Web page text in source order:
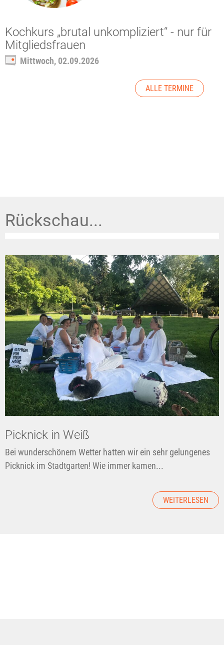
Kochkurs „brutal unkompliziert“ - nur für
Mitgliedsfrauen
Mittwoch, 02.09.2026
ALLE TERMINE
Rückschau...
Picknick in Weiß
Bei wunderschönem Wetter hatten wir ein sehr gelungenes
Picknick im Stadtgarten! Wie immer kamen...
WEITERLESEN